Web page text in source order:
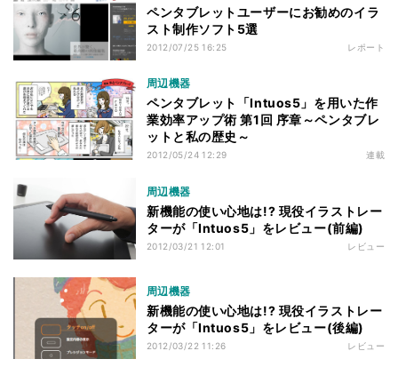
ペンタブレットユーザーにお勧めのイラ
スト制作ソフト5選
2012/07/25 16:25 レポート
周辺機器
ペンタブレット「Intuos5」を用いた作
業効率アップ術 第1回 序章～ペンタブレ
ットと私の歴史～
2012/05/24 12:29 連載
周辺機器
新機能の使い心地は!? 現役イラストレー
ターが「Intuos5」をレビュー(前編)
2012/03/21 12:01 レビュー
周辺機器
新機能の使い心地は!? 現役イラストレー
ターが「Intuos5」をレビュー(後編)
2012/03/22 11:26 レビュー